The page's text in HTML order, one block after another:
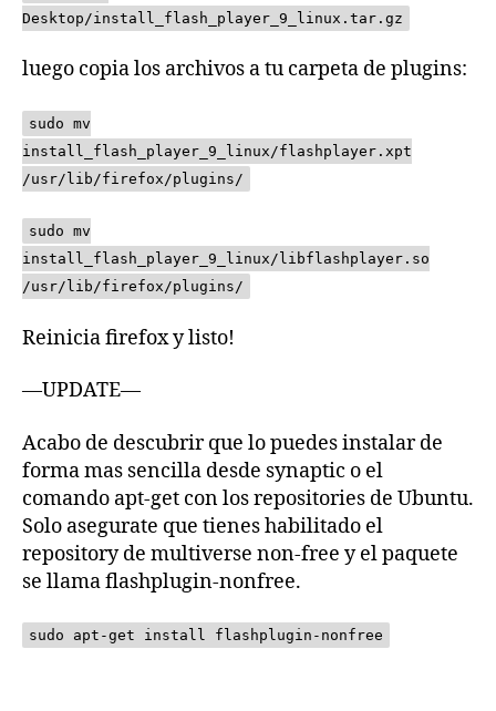
Desktop/install_flash_player_9_linux.tar.gz
luego copia los archivos a tu carpeta de plugins:
sudo mv
install_flash_player_9_linux/flashplayer.xpt
/usr/lib/firefox/plugins/
sudo mv
install_flash_player_9_linux/libflashplayer.so
/usr/lib/firefox/plugins/
Reinicia firefox y listo!
—UPDATE—
Acabo de descubrir que lo puedes instalar de
forma mas sencilla desde synaptic o el
comando apt-get con los repositories de Ubuntu.
Solo asegurate que tienes habilitado el
repository de multiverse non-free y el paquete
se llama flashplugin-nonfree.
sudo apt-get install flashplugin-nonfree